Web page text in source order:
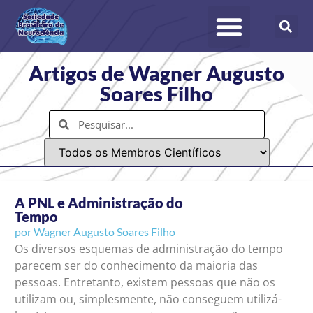
Artigos de Wagner Augusto
Soares Filho
A PNL e Administração do
Tempo
porWagner Augusto Soares Filho
Os diversos esquemas de administração do tempo
parecem ser do conhecimento da maioria das
pessoas. Entretanto, existem pessoas que não os
utilizam ou, simplesmente, não conseguem utilizá-